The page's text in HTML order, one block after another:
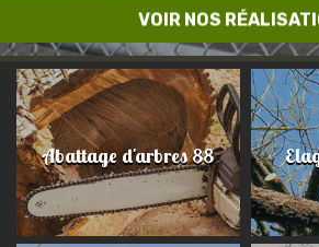
VOIR NOS
Abattage d'arbres 88